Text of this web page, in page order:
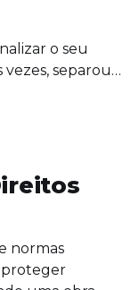
o seu
vezes, separou
uma parte
que
que
querem
eles
te ajudar e
fazer a capa
normas
proteger